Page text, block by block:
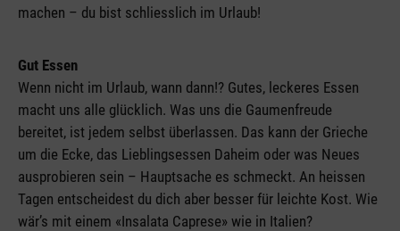
machen – du bist schliesslich im Urlaub!
Gut Essen
Wenn nicht im Urlaub, wann dann!? Gutes, leckeres Essen
macht uns alle glücklich. Was uns die Gaumenfreude
bereitet, ist jedem selbst überlassen. Das kann der Grieche
um die Ecke, das Lieblingsessen Daheim oder was Neues
ausprobieren sein – Hauptsache es schmeckt. An heissen
Tagen entscheidest du dich aber besser für leichte Kost. Wie
wär’s mit einem «Insalata Caprese» wie in Italien?